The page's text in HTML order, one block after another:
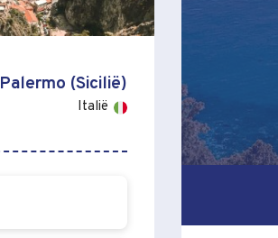
Palermo (Sicilië)
Italië